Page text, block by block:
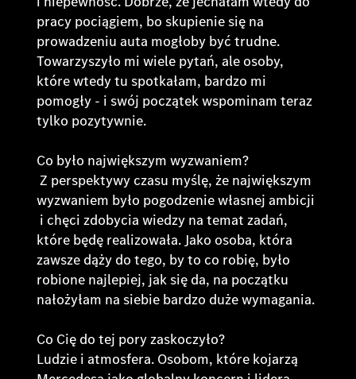
pracy pociągiem, bo skupienie się na
prowadzeniu auta mogłoby być trudne.
Towarzyszyło mi wiele pytań, ale osoby,
które wtedy tu spotkałam, bardzo mi
pomogły - i swój początek wspominam teraz
tylko pozytywnie.
Co było największym wyzwaniem?
Z perspektywy czasu myślę, że największym
wyzwaniem było pogodzenie własnej ambicji
i chęci zdobycia wiedzy na temat zadań,
które będę realizowała. Jako osoba, która
zawsze dąży do tego, by to co robię, było
robione najlepiej, jak się da, na początku
nałożyłam na siebie bardzo duże wymagania.
Co Cię do tej pory zaskoczyło?
Ludzie i atmosfera. Osobom, które kojarzą